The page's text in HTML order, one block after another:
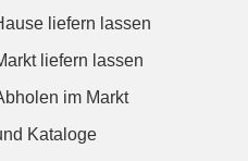
liefern lassen
liefern lassen
im Markt
Kataloge